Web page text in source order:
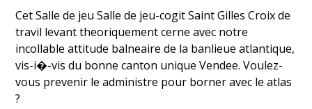
Cet Salle de jeu Salle de jeu-cogit Saint Gilles Croix de
travil levant theoriquement cerne avec notre
incollable attitude balneaire de la banlieue atlantique,
vis-i�-vis du bonne canton unique Vendee. Voulez-
vous prevenir le administre pour borner avec le atlas
?